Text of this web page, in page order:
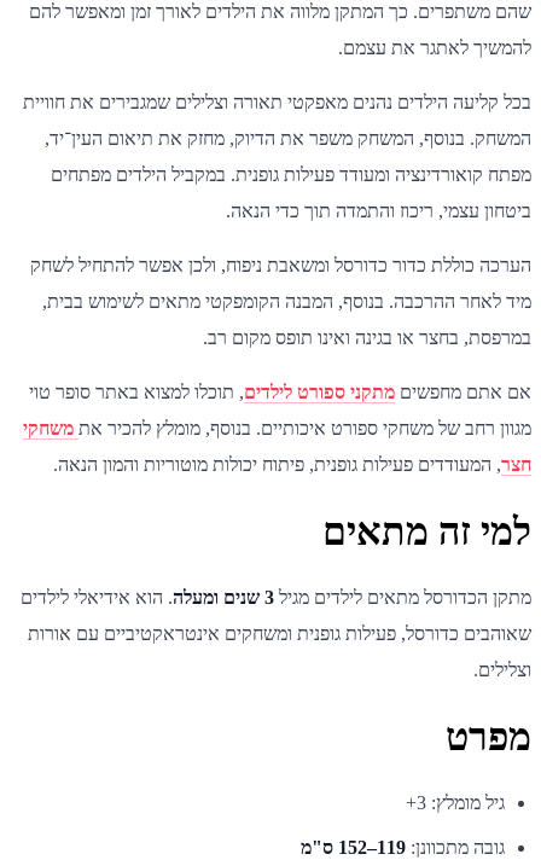
שהם משתפרים. כך המתקן מלווה את הילדים לאורך זמן ומאפשר להם
להמשיך לאתגר את עצמם.
בכל קליעה הילדים נהנים מאפקטי תאורה וצלילים שמגבירים את חוויית
המשחק. בנוסף, המשחק משפר את הדיוק, מחזק את תיאום העין־יד,
מפתח קואורדינציה ומעודד פעילות גופנית. במקביל הילדים מפתחים
ביטחון עצמי, ריכוז והתמדה תוך כדי הנאה.
הערכה כוללת כדור כדורסל ומשאבת ניפוח, ולכן אפשר להתחיל לשחק
מיד לאחר ההרכבה. בנוסף, המבנה הקומפקטי מתאים לשימוש בבית,
במרפסת, בחצר או בגינה ואינו תופס מקום רב.
אם אתם מחפשים מתקני ספורט לילדים, תוכלו למצוא באתר סופר טוי
מגוון רחב של משחקי ספורט איכותיים. בנוסף, מומלץ להכיר את משחקי
חצר, המעודדים פעילות גופנית, פיתוח יכולות מוטוריות והמון הנאה.
למי זה מתאים
מתקן הכדורסל מתאים לילדים מגיל 3 שנים ומעלה
. הוא אידיאלי לילדים
שאוהבים כדורסל, פעילות גופנית ומשחקים אינטראקטיביים עם אורות
וצלילים.
מפרט
גיל מומלץ: 3+
גובה מתכוונן: 119–152 ס"מ